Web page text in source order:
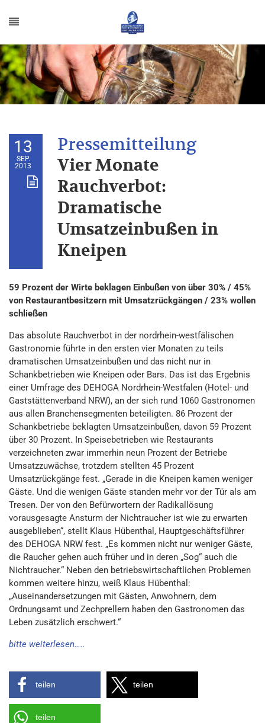
13
SEP.
2013
Vier Monate
Rauchverbot:
Dramatische
Umsatzeinbußen in
Kneipen
59 Prozent der Wirte beklagen Einbußen von über 30% / 45%
von Restaurantbesitzern mit Umsatzrückgängen / 23% wollen
schließen
Das absolute Rauchverbot in der nordrhein-westfälischen
Gastronomie führte in den ersten vier Monaten zu teils
dramatischen Umsatzeinbußen und das nicht nur in
Schankbetrieben wie Kneipen oder Bars. Das ist das Ergebnis
einer Umfrage des DEHOGA Nordrhein-Westfalen (Hotel- und
Gaststättenverband NRW), an der sich rund 1060 Gastronomen
aus allen Branchensegmenten beteiligten. 86 Prozent der
Schankbetriebe beklagten Umsatzeinbußen, davon 59 Prozent
über 30 Prozent. In Speisebetrieben wie Restaurants
verzeichneten zwar immerhin neun Prozent der Betriebe
Umsatzzuwächse, trotzdem stellten 45 Prozent
Umsatzrückgänge fest. „Gerade in die Kneipen kamen weniger
Gäste. Und die wenigen Gäste standen mehr vor der Tür als am
Tresen. Der von den Befürwortern der Radikallösung
vorausgesagte Ansturm der Nichtraucher ist wie zu erwarten
ausgeblieben“, stellt Klaus Hübenthal, Hauptgeschäftsführer
des DEHOGA NRW fest. „Es kommen nicht nur weniger Gäste,
die Raucher gehen auch früher und in deren „Sog“ auch die
Nichtraucher.“ Neben den betriebswirtschaftlichen Problemen
kommen weitere hinzu, weiß Klaus Hübenthal:
„Auseinandersetzungen mit Gästen, Anwohnern, dem
Ordnungsamt und Zechprellern haben den Gastronomen das
Leben zusätzlich erschwert.“
bitte weiterlesen…..
teilen teilen
teilen